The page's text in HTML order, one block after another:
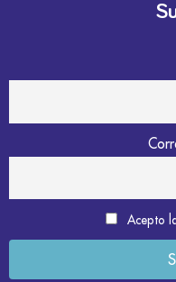
Acepto